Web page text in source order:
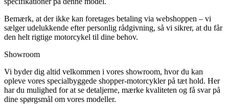
Bemærk, at der ikke kan foretages betaling via webshoppen – vi
sælger udelukkende efter personlig rådgivning, så vi sikrer, at du får
den helt rigtige motorcykel til dine behov.
Showroom
Vi byder dig altid velkommen i vores showroom, hvor du kan
opleve vores specialbyggede shopper-motorcykler på tæt hold. Her
har du mulighed for at se detaljerne, mærke kvaliteten og få svar på
dine spørgsmål om vores modeller.